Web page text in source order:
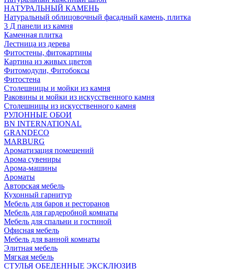
НАТУРАЛЬНЫЙ КАМЕНЬ
Натуральный облицовочный фасадный камень, плитка
3 Д панели из камня
Каменная плитка
Лестница из дерева
Фитостены, фитокартины
Картина из живых цветов
Фитомодули, Фитобоксы
Фитостена
Столешницы и мойки из камня
Раковины и мойки из искусственного камня
Столешницы из искусственного камня
РУЛОННЫЕ ОБОИ
BN INTERNATIONAL
GRANDECO
MARBURG
Ароматизация помещений
Арома сувениры
Арома-машины
Ароматы
Авторская мебель
Кухонный гарнитур
Мебель для баров и ресторанов
Мебель для гардеробной комнаты
Мебель для спальни и гостиной
Офисная мебель
Мебель для ванной комнаты
Элитная мебель
Мягкая мебель
СТУЛЬЯ ОБЕДЕННЫЕ ЭКСКЛЮЗИВ